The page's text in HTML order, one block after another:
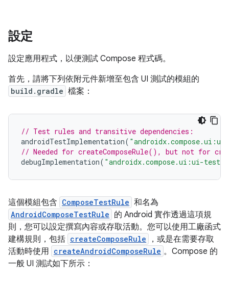
設定
設定應用程式，以便測試 Compose 程式碼。
首先，請將下列依附元件新增至包含 UI 測試的模組的
build.gradle 檔案：
// Test rules and transitive dependencies:
androidTestImplementation(
// Needed for createComposeRule(), but not for
debugImplementation( "androidx.compose.ui:ui-test-
這個模組包含 ComposeTestRule 和名為
AndroidComposeTestRule 的 Android 實作透過這項規
則，您可以設定撰寫內容或存取活動。您可以使用工廠函式
建構規則，包括 createComposeRule
，或是在需要存取
活動時使用 createAndroidComposeRule 。Compose 的
一般 UI 測試如下所示：